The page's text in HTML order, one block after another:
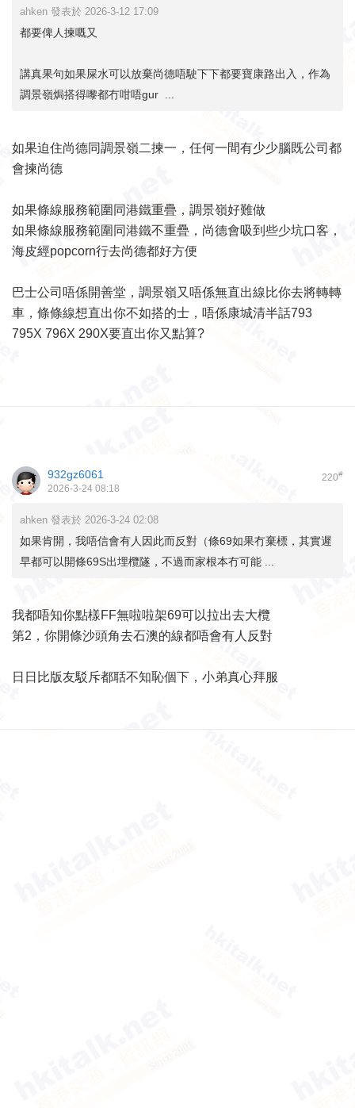
ahken 發表於 2026-3-12 17:09
都要俾人揀嘅又
講真果句如果屎水可以放棄尚德唔駛下下都要寶康路出入，作為
調景嶺焗搭得嚟都冇咁唔gur ...
如果迫住尚德同調景嶺二揀一，任何一間有少少腦既公司都
會揀尚德
如果條線服務範圍同港鐵重疊，調景嶺好難做
如果條線服務範圍同港鐵不重疊，尚德會吸到些少坑口客，
海皮經popcorn行去尚德都好方便
巴士公司唔係開善堂，調景嶺又唔係無直出線比你去將轉轉
車，條條線想直出你不如搭的士，唔係康城清半話793
795X 796X 290X要直出你又點算?
220#
932gz6061
2026-3-24 08:18
ahken 發表於 2026-3-24 02:08
如果肯開，我唔信會有人因此而反對（條69如果冇棄標，其實遲
早都可以開條69S出埋欖隧，不過而家根本冇可能 ...
我都唔知你點樣FF無啦啦架69可以拉出去大欖
第2，你開條沙頭角去石澳的線都唔會有人反對
日日比版友駁斥都聒不知恥個下，小弟真心拜服